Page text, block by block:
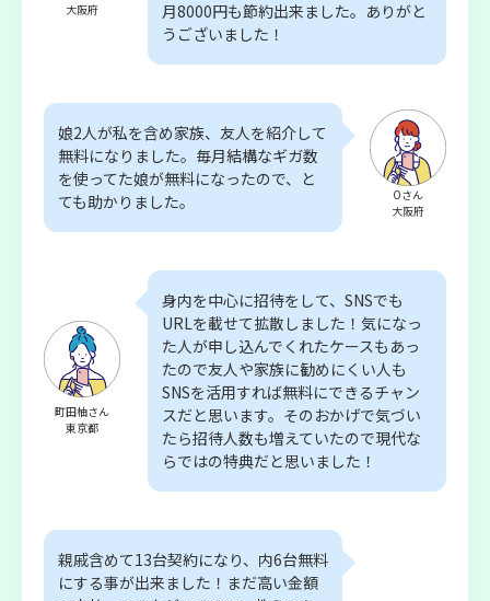
大阪府
月8000円も節約出来ました。ありがと
うございました！
Oさん
大阪府
娘2人が私を含め家族、友人を紹介して
無料になりました。毎月結構なギガ数
を使ってた娘が無料になったので、と
ても助かりました。
町田柚さん
東京都
身内を中心に招待をして、SNSでも
URLを載せて拡散しました！気になっ
た人が申し込んでくれたケースもあっ
たので友人や家族に勧めにくい人も
SNSを活用すれば無料にできるチャン
スだと思います。そのおかげで気づい
たら招待人数も増えていたので現代な
らではの特典だと思いました！
親戚含めて13台契約になり、内6台無料
にする事が出来ました！まだ高い金額